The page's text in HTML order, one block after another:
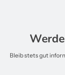
Bleib stets gut